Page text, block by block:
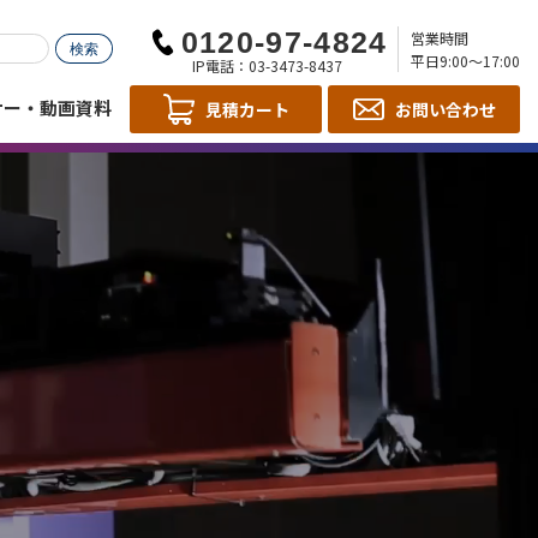
IP電話：03-3473-8437
営業時間
平日9:00～17:00
・動画資料 見積カート お問い合わせ